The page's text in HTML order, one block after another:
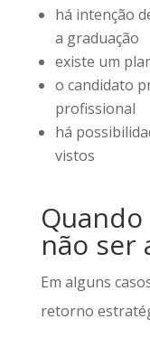
há intenção
a graduação
existe um
o candidato
profissional
há
vistos
não ser
Em alguns
retorno